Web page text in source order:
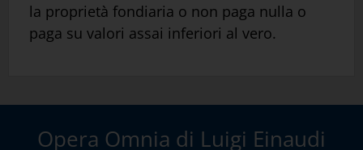
la proprietà fondiaria o non paga nulla o
paga su valori assai inferiori al vero.
Opera Omnia di Luigi Einaudi